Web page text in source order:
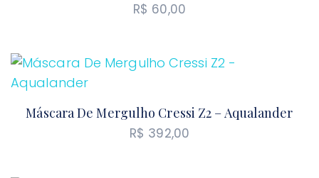
R$ 60,00
Máscara De Mergulho Cressi Z2 – Aqualander
R$ 392,00